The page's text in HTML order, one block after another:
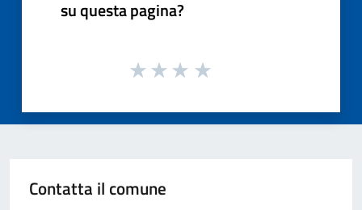
su questa pagina?
Contatta il comune